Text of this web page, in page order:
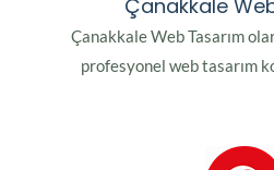
Çanakkale
Çanakkale Web Tasarım
profesyonel web tasarım